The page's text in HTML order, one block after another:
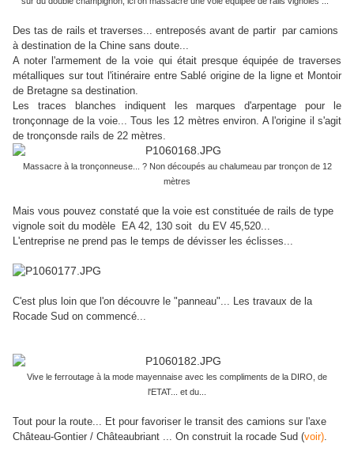
Des tas de rails et traverses... entreposés avant de partir par camions
à destination de la Chine sans doute...
A noter l'armement de la voie qui était presque équipée de traverses
métalliques sur tout l'itinéraire entre Sablé origine de la ligne et Montoir
de Bretagne sa destination.
Les traces blanches indiquent les marques d'arpentage pour le
tronçonnage de la voie... Tous les 12 mètres environ. A l'origine il s'agit
de tronçonsde rails de 22 mètres.
Massacre à la tronçonneuse... ? Non découpés au chalumeau par tronçon de 12
mètres
Mais vous pouvez constaté que la voie est constituée de rails de type
vignole soit du modèle EA 42, 130 soit du EV 45,520...
L'entreprise ne prend pas le temps de dévisser les éclisses...
C'est plus loin que l'on découvre le "panneau"... Les travaux de la
Rocade Sud on commencé...
Vive le ferroutage à la mode mayennaise avec les compliments de la DIRO, de
l'ETAT... et du...
Tout pour la route... Et pour favoriser le transit des camions sur l'axe
Château-Gontier / Châteaubriant ... On construit la rocade Sud (voir).